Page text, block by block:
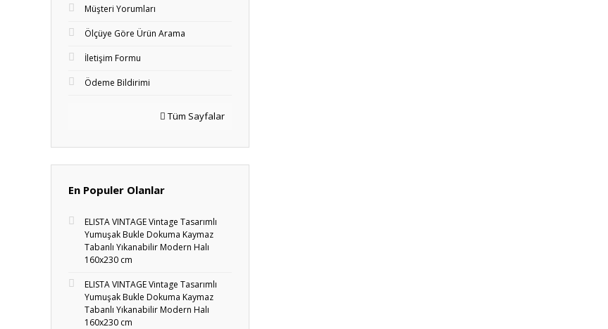
Müşteri Yorumları
Ölçüye Göre Ürün Arama
İletişim Formu
Ödeme Bildirimi
Tüm Sayfalar
En Populer Olanlar
ELISTA VINTAGE Vintage Tasarımlı
Yumuşak Bukle Dokuma Kaymaz
Tabanlı Yıkanabilir Modern Halı
160x230 cm
ELISTA VINTAGE Vintage Tasarımlı
Yumuşak Bukle Dokuma Kaymaz
Tabanlı Yıkanabilir Modern Halı
160x230 cm